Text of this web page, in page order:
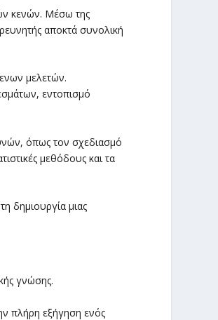
κενών. Μέσω της
αποκτά συνολική
μελετών.
εντοπισμό
όπως τον σχεδιασμό
μεθόδους και τα
δημιουργία μιας
γνώσης.
πλήρη εξήγηση ενός